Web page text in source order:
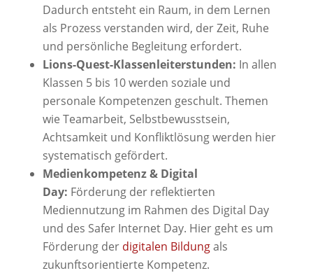
Dadurch entsteht ein Raum, in dem Lernen
als Prozess verstanden wird, der Zeit, Ruhe
und persönliche Begleitung erfordert.
Lions-Quest-Klassenleiterstunden: In allen
Klassen 5 bis 10 werden soziale und
personale Kompetenzen geschult. Themen
wie Teamarbeit, Selbstbewusstsein,
Achtsamkeit und Konfliktlösung werden hier
systematisch gefördert.
Medienkompetenz & Digital
Day: Förderung der reflektierten
Mediennutzung im Rahmen des Digital Day
und des Safer Internet Day. Hier geht es um
Förderung der digitalen Bildungals
zukunftsorientierte Kompetenz.